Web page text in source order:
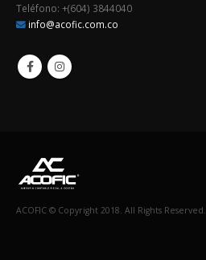
Teléfono: +(604) 3844040
info@acofic.com.co
ACOFIC © Copyright 2018. All Rights Reserved.